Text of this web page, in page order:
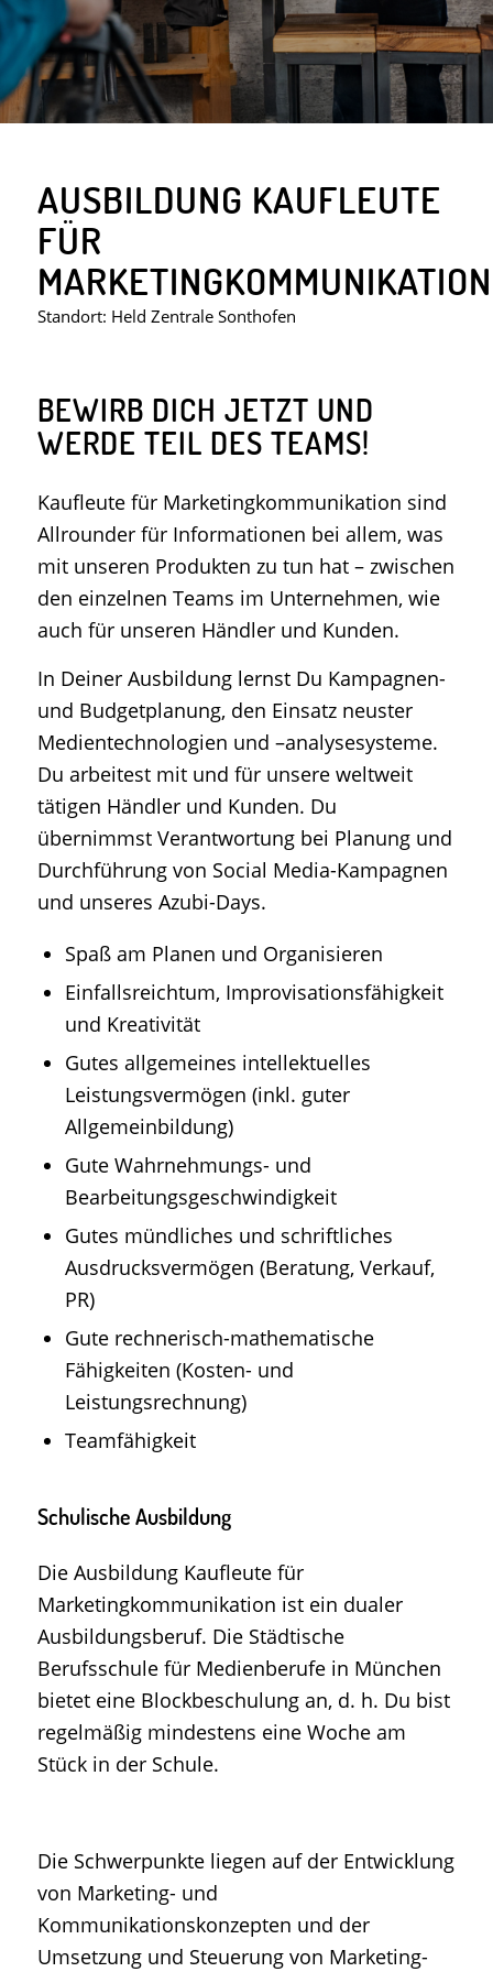
AUSBILDUNG KAUFLEUTE
FÜR
MARKETINGKOMMUNIKATION
Standort: Held Zentrale Sonthofen
BEWIRB DICH JETZT UND
WERDE TEIL DES TEAMS!
Kaufleute für Marketingkommunikation sind
Allrounder für Informationen bei allem, was
mit unseren Produkten zu tun hat – zwischen
den einzelnen Teams im Unternehmen, wie
auch für unseren Händler und Kunden.
In Deiner Ausbildung lernst Du Kampagnen-
und Budgetplanung, den Einsatz neuster
Medientechnologien und –analysesysteme.
Du arbeitest mit und für unsere weltweit
tätigen Händler und Kunden. Du
übernimmst Verantwortung bei Planung und
Durchführung von Social Media-Kampagnen
und unseres Azubi-Days.
Spaß am Planen und Organisieren
Einfallsreichtum, Improvisationsfähigkeit
und Kreativität
Gutes allgemeines intellektuelles
Leistungsvermögen (inkl. guter
Allgemeinbildung)
Gute Wahrnehmungs- und
Bearbeitungsgeschwindigkeit
Gutes mündliches und schriftliches
Ausdrucksvermögen (Beratung, Verkauf,
PR)
Gute rechnerisch-mathematische
Fähigkeiten (Kosten- und
Leistungsrechnung)
Teamfähigkeit
Schulische Ausbildung
Die Ausbildung Kaufleute für
Marketingkommunikation ist ein dualer
Ausbildungsberuf. Die Städtische
Berufsschule für Medienberufe in München
bietet eine Blockbeschulung an, d. h. Du bist
regelmäßig mindestens eine Woche am
Stück in der Schule.
Die Schwerpunkte liegen auf der Entwicklung
von Marketing- und
Kommunikationskonzepten und der
Umsetzung und Steuerung von Marketing-